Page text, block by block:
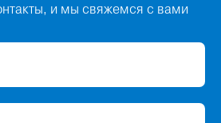
и мы свяжемся с вами